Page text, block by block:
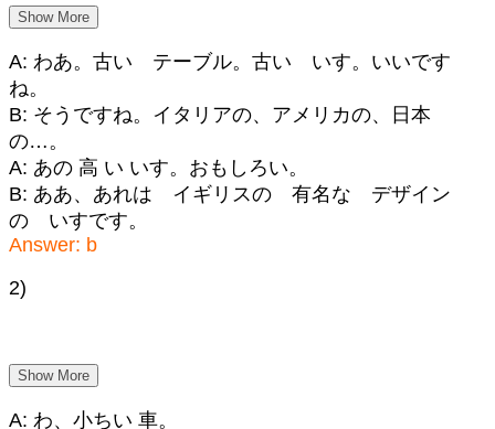
Show More
A: わあ。古い テーブル。古い いす。いいです
ね。
B: そうですね。イタリアの、アメリカの、日本
の…。
A: あの 高 い いす。おもしろい。
B: ああ、あれは イギリスの 有名な デザイン
の いすです。
Answer: b
2)
Show More
A: わ、小ちい 車。